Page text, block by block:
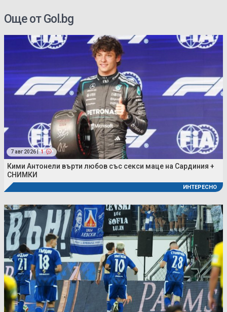
Още от Gol.bg
7 авг 2026 | 1
Кими Антонели върти любов със секси маце на Сардиния +
СНИМКИ
ИНТЕРЕСНО